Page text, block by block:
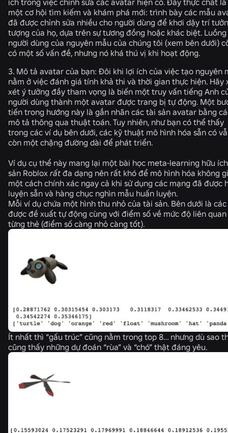
một cơ hội tìm kiếm và khám phá mới: trình bày các mẫu
đã được chỉnh sửa nhiều cho người dùng để khơi dậy trí
tượng của họ, dựa trên sự tương đồng hoặc khác biệt. Luồng
người dùng của nguyên mẫu của chúng tôi (xem bên dưới)
có một số vấn đề, nhưng nó khá thú vị khi hoạt động.
3. Mô tả avatar của bạn: Đôi khi lợi ích của việc tạo nguyên
nằm ở việc đánh giá tính khả thi và thời gian thực hiện. Hãy
xét ý tưởng đầy tham vọng là biến một truy vấn tiếng Anh
người dùng thành một avatar được trang bị tự động. Một
tiến trong hướng này là gắn nhãn các tài sản avatar bằng
mô tả thông qua thuật toán. Tuy nhiên, như bạn có thể thấy
trong các ví dụ bên dưới, các kỹ thuật mô hình hóa sẵn có
còn một chặng đường dài để phát triển.
Ví dụ cụ thể này mang lại một bài học meta-learning hữu
sản Roblox rất đa dạng nên rất khó để mô hình hóa không
một cách chính xác ngay cả khi sử dụng các mạng đã được
luyện sẵn và hàng chục nghìn mẫu huấn luyện.
Mỗi ví dụ chứa một hình thu nhỏ của tài sản. Bên dưới là
được đề xuất tự động cùng với điểm số về mức độ liên
từng thẻ (điểm số càng nhỏ càng tốt).
Ít nhất thì “gấu trúc” cũng nằm trong top 8… nhưng dù sao
cũng thấy những dự đoán “rùa” và “chó” thật đáng yêu.